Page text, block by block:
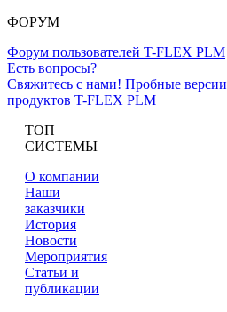
ФОРУМ
Форум пользователей T-FLEX PLM
Есть вопросы?
Свяжитесь с нами! Пробные версии
продуктов T-FLEX PLM
ТОП
СИСТЕМЫ
О компании
Наши
заказчики
История
Новости
Мероприятия
Статьи и
публикации